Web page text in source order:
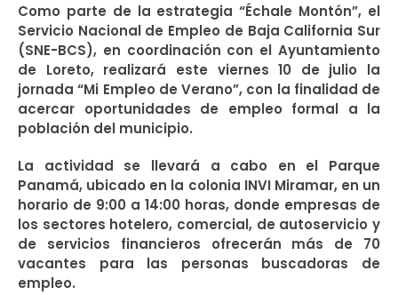
Como parte de la estrategia “Échale Montón”, el
Servicio Nacional de Empleo de Baja California Sur
(SNE-BCS), en coordinación con el Ayuntamiento
de Loreto, realizará este viernes 10 de julio la
jornada “Mi Empleo de Verano”, con la finalidad de
acercar oportunidades de empleo formal a la
población del municipio.
La actividad se llevará a cabo en el Parque
Panamá, ubicado en la colonia INVI Miramar, en un
horario de 9:00 a 14:00 horas, donde empresas de
los sectores hotelero, comercial, de autoservicio y
de servicios financieros ofrecerán más de 70
vacantes para las personas buscadoras de
empleo.